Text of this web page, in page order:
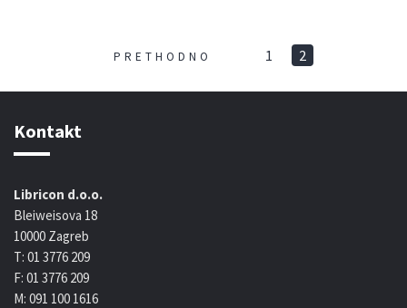
PRETHODNO 1 2
Kontakt
Libricon d.o.o.
Bleiweisova 18
10000 Zagreb
T: 01 3776 209
F: 01 3776 209
M: 091 100 1616